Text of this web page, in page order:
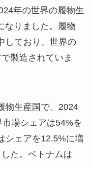
年の世界の履物生
なりました。履物
しており、世界の
製造されていま
物生産国で、2024
場シェアは54%を
シェアを12.5%に増
た。ベトナムは